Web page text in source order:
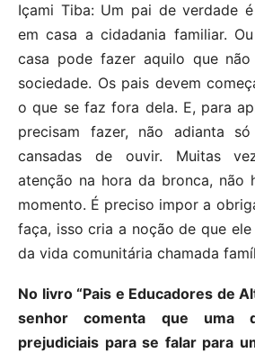
Içami Tiba: Um pai de verdade
em casa a cidadania familiar.
casa pode fazer aquilo que
sociedade. Os pais devem
o que se faz fora dela. E, para
precisam fazer, não adianta
cansadas de ouvir. Muitas
atenção na hora da bronca, não
momento. É preciso impor a
faça, isso cria a noção de que
da vida comunitária chamada
No livro “Pais e Educadores de
senhor comenta que uma
prejudiciais para se falar para